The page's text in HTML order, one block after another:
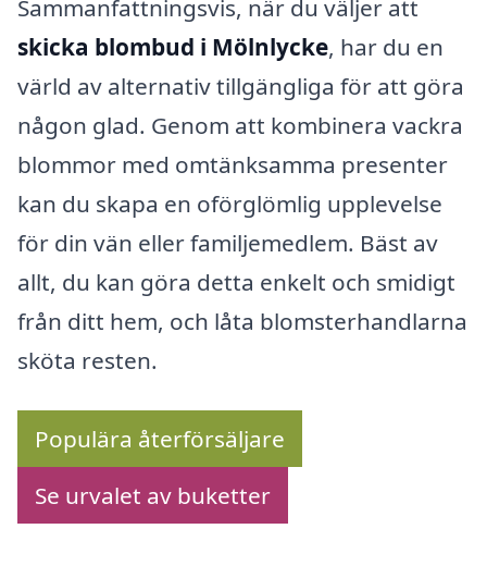
Sammanfattningsvis, när du väljer att
skicka blombud i Mölnlycke, har du en
värld av alternativ tillgängliga för att göra
någon glad. Genom att kombinera vackra
blommor med omtänksamma presenter
kan du skapa en oförglömlig upplevelse
för din vän eller familjemedlem. Bäst av
allt, du kan göra detta enkelt och smidigt
från ditt hem, och låta blomsterhandlarna
sköta resten.
Populära återförsäljare
Se urvalet av buketter